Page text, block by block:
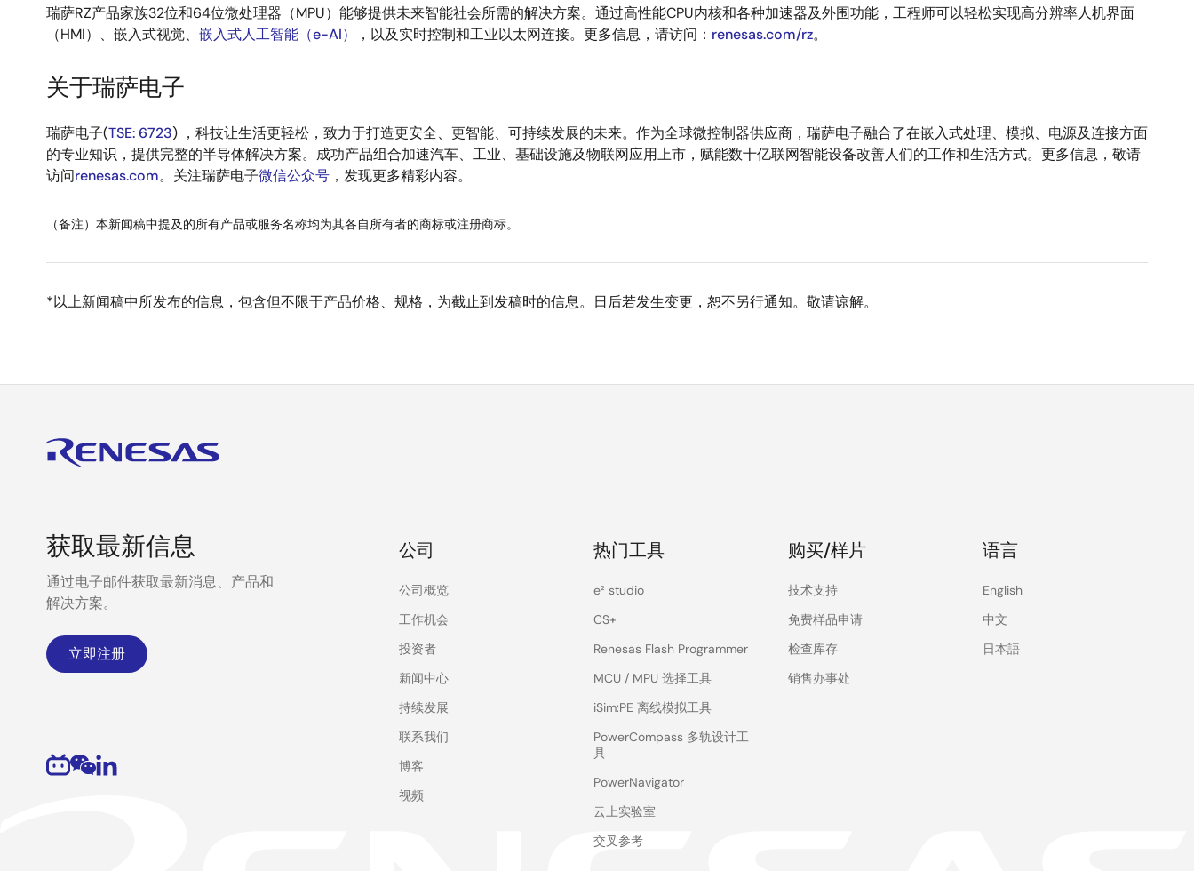
瑞萨RZ产品家族32位和64位微处理器（MPU）能够提供未来智能社会所需的解决方案。通过高性能CPU内核和各种加速器及外围功能，工程师可以轻松实现高分辨率人机界面
（HMI）、嵌入式视觉、 嵌入式人工智能（e-AI） ，以及实时控制和工业以太网连接。更多信息，请访问： renesas.com/rz。
关于瑞萨电子
瑞萨电子(TSE: 6723) ，科技让生活更轻松，致力于打造更安全、更智能、可持续发展的未来。作为全球微控制器供应商，瑞萨电子融合了在嵌入式处理、模拟、电源及连接方面
的专业知识，提供完整的半导体解决方案。成功产品组合加速汽车、工业、基础设施及物联网应用上市，赋能数十亿联网智能设备改善人们的工作和生活方式。更多信息，敬请
访问renesas.com。关注瑞萨电子微信公众号 ，发现更多精彩内容。
（备注）本新闻稿中提及的所有产品或服务名称均为其各自所有者的商标或注册商标。
*以上新闻稿中所发布的信息，包含但不限于产品价格、规格，为截止到发稿时的信息。日后若发生变更，恕不另行通知。敬请谅解。
获取最新信息
通过电子邮件获取最新消息、产品和
解决方案。
立即注册
公司
公司概览
工作机会
投资者
新闻中心
持续发展
联系我们
博客
视频
热门工具
e² studio
CS+
Renesas Flash Programmer
MCU / MPU 选择工具
iSim:PE 离线模拟工具
PowerCompass 多轨设计工
具
PowerNavigator
云上实验室
交叉参考
购买/样片
技术支持
免费样品申请
检查库存
销售办事处
语言
English
中文
日本語